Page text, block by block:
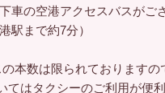
車の空港アクセスバスがご
駅まで約7分）
本数は限られております
てはタクシーのご利用が便利